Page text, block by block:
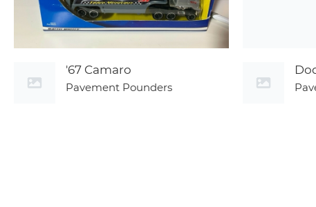
'67 Camaro
Pavement Pounders